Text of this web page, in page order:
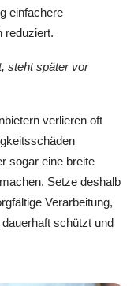
einfachere
reduziert.
steht später vor
verlieren oft
sogar eine breite
Setze deshalb
Verarbeitung,
schützt und